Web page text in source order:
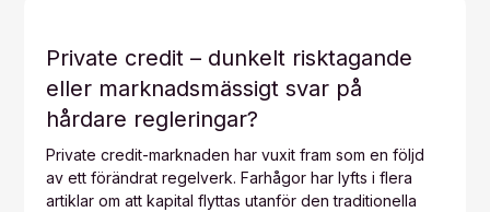
Private credit – dunkelt risktagande
eller marknadsmässigt svar på
hårdare regleringar?
Private credit-marknaden har vuxit fram som en följd
av ett förändrat regelverk. Farhågor har lyfts i flera
artiklar om att kapital flyttas utanför den traditionella